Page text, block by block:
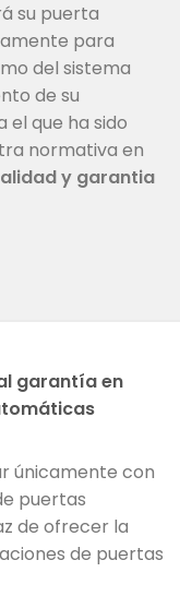
su puerta
para
del sistema
de su
que ha sido
normativa en
y garantia
garantía en
únicamente con
puertas
de ofrecer la
de puertas